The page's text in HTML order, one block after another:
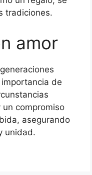
tradiciones.
amor
de
compromiso
asegurando
unidad.